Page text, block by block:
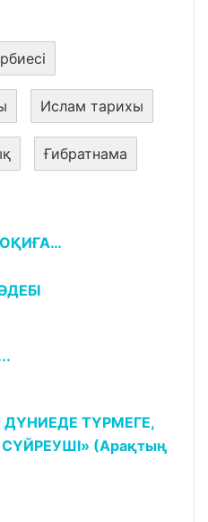
Ислам тарихы
Ғибратнама
ДҮНИЕДЕ ТҮРМЕГЕ,
(Арақтың